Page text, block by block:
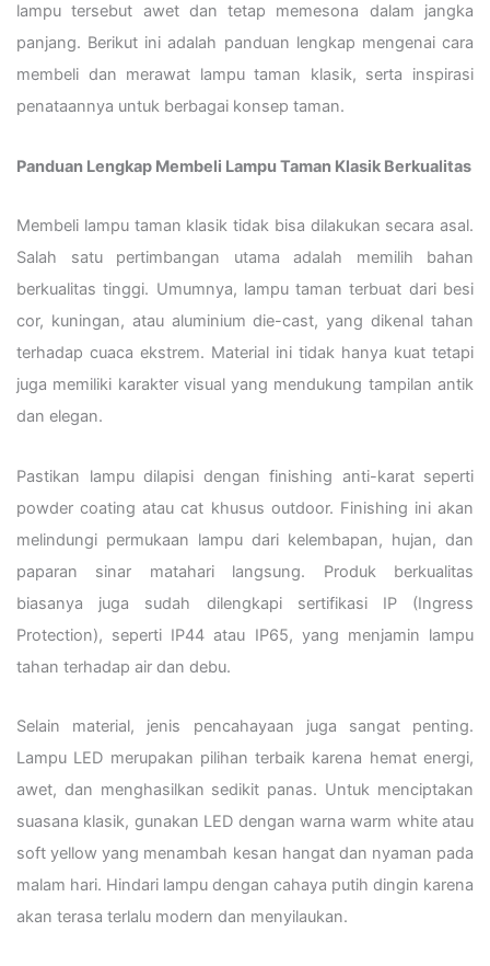
lampu tersebut awet dan tetap memesona dalam jangka
panjang. Berikut ini adalah panduan lengkap mengenai cara
membeli dan merawat lampu taman klasik, serta inspirasi
penataannya untuk berbagai konsep taman.
Panduan Lengkap Membeli Lampu Taman Klasik Berkualitas
Membeli lampu taman klasik tidak bisa dilakukan secara asal.
Salah satu pertimbangan utama adalah memilih bahan
berkualitas tinggi. Umumnya, lampu taman terbuat dari besi
cor, kuningan, atau aluminium die-cast, yang dikenal tahan
terhadap cuaca ekstrem. Material ini tidak hanya kuat tetapi
juga memiliki karakter visual yang mendukung tampilan antik
dan elegan.
Pastikan lampu dilapisi dengan finishing anti-karat seperti
powder coating atau cat khusus outdoor. Finishing ini akan
melindungi permukaan lampu dari kelembapan, hujan, dan
paparan sinar matahari langsung. Produk berkualitas
biasanya juga sudah dilengkapi sertifikasi IP (Ingress
Protection), seperti IP44 atau IP65, yang menjamin lampu
tahan terhadap air dan debu.
Selain material, jenis pencahayaan juga sangat penting.
Lampu LED merupakan pilihan terbaik karena hemat energi,
awet, dan menghasilkan sedikit panas. Untuk menciptakan
suasana klasik, gunakan LED dengan warna warm white atau
soft yellow yang menambah kesan hangat dan nyaman pada
malam hari. Hindari lampu dengan cahaya putih dingin karena
akan terasa terlalu modern dan menyilaukan.